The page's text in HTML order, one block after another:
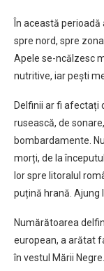
În această
spre nord, spre
Apele se-ncălzesc
nutritive, iar pești
Delfinii ar fi afectați
rusească, de
bombardamente.
morți, de la
lor spre litoralul
puțină hrană. Ajung
Numărătoarea
european, a arătat
în vestul Mării